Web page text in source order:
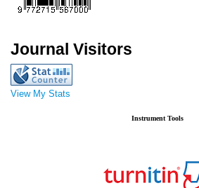
Journal Visitors
View My Stats
Instrument Tools